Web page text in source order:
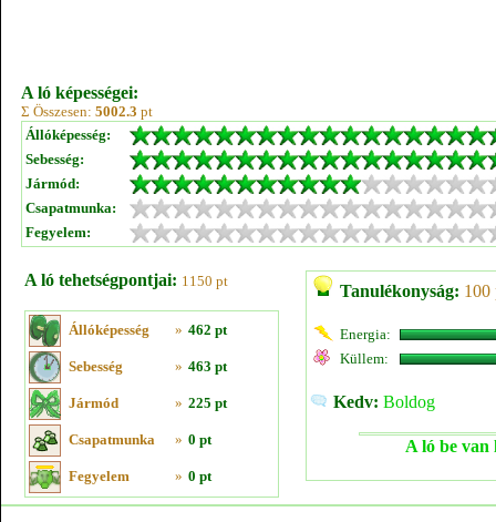
A ló képességei:
Σ Összesen: 5002.3 pt
Állóképesség:
Sebesség:
Jármód:
Csapatmunka:
Fegyelem:
A ló tehetségpontjai: 1150 pt
Állóképesség » 462 pt
Sebesség » 463 pt
Jármód » 225 pt
Csapatmunka » 0 pt
Fegyelem » 0 pt
Tanulékonyság: 100
Energia:
Küllem:
Kedv: Boldog
A ló be van